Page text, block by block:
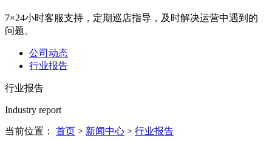
7×24小时客服支持，定期巡店指导，及时解决运营中遇到的
问题。
公司动态
行业报告
行业报告
Industry report
当前位置： 首页 > 新闻中心 > 行业报告